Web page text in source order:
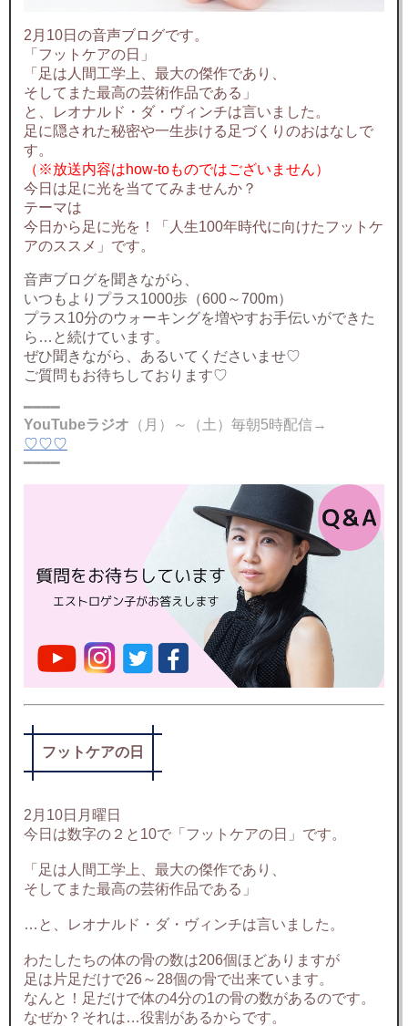
2月10日の音声ブログです。
「フットケアの日」
「足は人間工学上、最大の傑作であり、
そしてまた最高の芸術作品である」
と、レオナルド・ダ・ヴィンチは言いました。
足に隠された秘密や一生歩ける足づくりのおはなしで
す。
（※放送内容はhow-toものではございません）
今日は足に光を当ててみませんか？
テーマは
今日から足に光を！「人生100年時代に向けたフットケ
アのススメ」です。
音声ブログを聞きながら、
いつもよりプラス1000歩（600～700m）
プラス10分のウォーキングを増やすお手伝いができた
ら…と続けています。
ぜひ聞きながら、あるいてくださいませ♡
ご質問もお待ちしております♡
━━━━
YouTubeラジオ （月）～（土）毎朝5時配信→
♡♡♡
━━━━
フットケアの日
2月10日月曜日
今日は数字の２と10で「フットケアの日」です。
「足は人間工学上、最大の傑作であり、
そしてまた最高の芸術作品である」
…と、レオナルド・ダ・ヴィンチは言いました。
わたしたちの体の骨の数は206個ほどありますが
足は片足だけで26～28個の骨で出来ています。
なんと！足だけで体の4分の1の骨の数があるのです。
なぜか？それは…役割があるからです。